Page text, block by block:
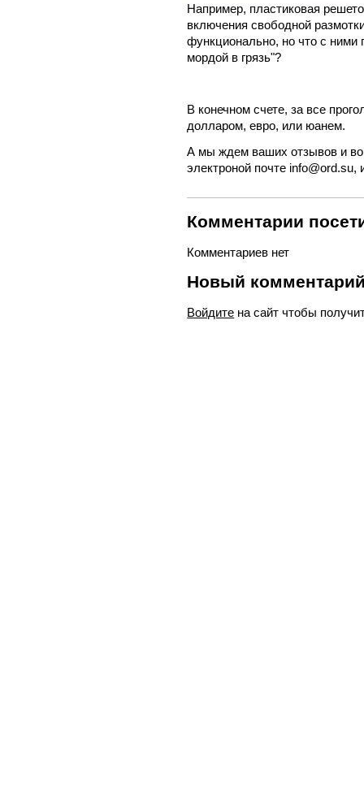
Например, пластиковая
включения свободной
функционально, но что с ними
мордой в грязь"?
В конечном счете, за все
долларом, евро, или юанем.
А мы ждем ваших отзывов и
электроной почте
Комментарии
Комментариев нет
Новый
Войдите на сайт чтобы